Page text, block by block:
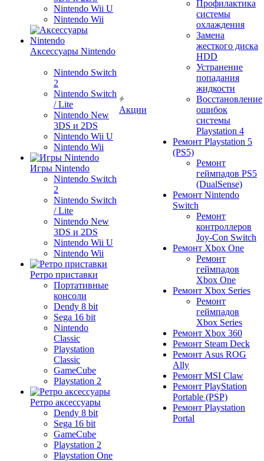
Nintendo Wii U
Nintendo Wii
Аксессуары Nintendo
Nintendo Switch
2
Nintendo Switch
/ Lite
Nintendo New
3DS и 2DS
Nintendo Wii U
Nintendo Wii
Игры Nintendo
Nintendo Switch
2
Nintendo Switch
/ Lite
Nintendo New
3DS и 2DS
Nintendo Wii U
Nintendo Wii
Ретро приставки
Портативные
консоли
Dendy 8 bit
Sega 16 bit
Nintendo
Classic
Playstation
Classic
GameCube
Playstation 2
Ретро аксессуары
Dendy 8 bit
Sega 16 bit
GameCube
Playstation 2
Playstation One
Акции
Профилактика
системы
охлаждения
Замена
жесткого диска
HDD
Устранение
попадания
жидкости
Восстановление
ошибок
системы
Playstation 4
Ремонт Playstation 5
(PS5)
Ремонт
геймпадов PS5
(DualSense)
Ремонт Nintendo
Switch
Ремонт
контроллеров
Joy-Con Switch
Ремонт Xbox One
Ремонт
геймпадов
Xbox One
Ремонт Xbox Series
Ремонт
геймпадов
Xbox Series
Ремонт Xbox 360
Ремонт Steam Deck
Ремонт Asus ROG
Ally
Ремонт MSI Claw
Ремонт PlayStation
Portable (PSP)
Ремонт Playstation
Portal